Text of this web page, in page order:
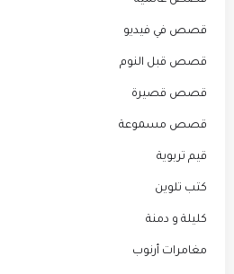
قصص في فيديو
قصص قبل النوم
قصص قصيرة
قصص مسموعة
قيم تربوية
كتب تلوين
كليلة و دمنة
مغامرات أرنوب